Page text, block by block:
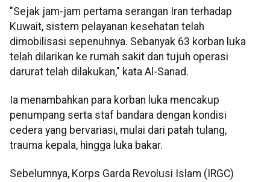
"Sejak jam-jam pertama serangan Iran terhadap
Kuwait, sistem pelayanan kesehatan telah
dimobilisasi sepenuhnya. Sebanyak 63 korban luka
telah dilarikan ke rumah sakit dan tujuh operasi
darurat telah dilakukan," kata Al-Sanad.
Ia menambahkan para korban luka mencakup
penumpang serta staf bandara dengan kondisi
cedera yang bervariasi, mulai dari patah tulang,
trauma kepala, hingga luka bakar.
Sebelumnya, Korps Garda Revolusi Islam (IRGC)